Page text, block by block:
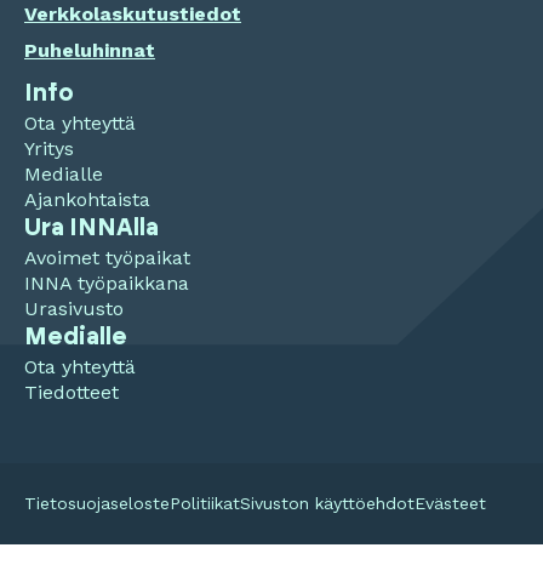
Verkkolaskutustiedot
Puheluhinnat
Info
Ota yhteyttä
Yritys
Medialle
Ajankohtaista
Ura INNAlla
Avoimet työpaikat
INNA työpaikkana
Urasivusto
Medialle
Ota yhteyttä
Tiedotteet
TietosuojaselostePolitiikatSivuston käyttöehdotEvästeet